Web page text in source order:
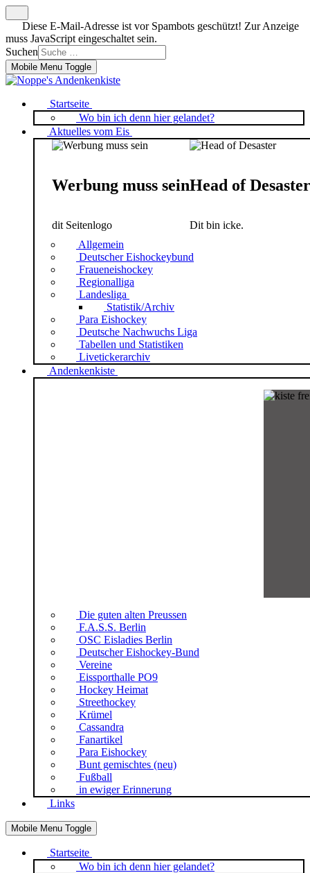
Diese E-Mail-Adresse ist vor Spambots geschützt! Zur Anzeige
muss JavaScript eingeschaltet sein.
Suchen
Mobile Menu Toggle
Startseite
Wo bin ich denn hier gelandet?
Aktuelles vom Eis
Werbung muss sein
dit Seitenlogo
Head of Desaster
Dit bin icke.
Allgemein
Deutscher Eishockeybund
Fraueneishockey
Regionalliga
Landesliga
Statistik/Archiv
Para Eishockey
Deutsche Nachwuchs Liga
Tabellen und Statistiken
Livetickerarchiv
Andenkenkiste
Die guten alten Preussen
F.A.S.S. Berlin
OSC Eisladies Berlin
Deutscher Eishockey-Bund
Vereine
Eissporthalle PO9
Hockey Heimat
Streethockey
Krümel
Cassandra
Fanartikel
Para Eishockey
Bunt gemischtes (neu)
Fußball
in ewiger Erinnerung
Links
Mobile Menu Toggle
Startseite
Wo bin ich denn hier gelandet?